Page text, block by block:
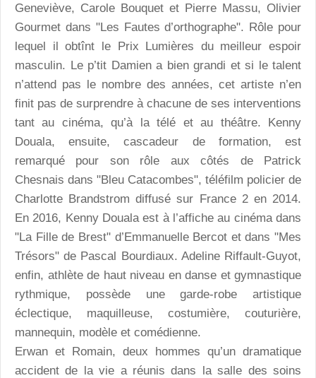
Geneviève, Carole Bouquet et Pierre Massu, Olivier
Gourmet dans "Les Fautes d’orthographe". Rôle pour
lequel il obtînt le Prix Lumières du meilleur espoir
masculin. Le p’tit Damien a bien grandi et si le talent
n’attend pas le nombre des années, cet artiste n’en
finit pas de surprendre à chacune de ses interventions
tant au cinéma, qu’à la télé et au théâtre. Kenny
Douala, ensuite, cascadeur de formation, est
remarqué pour son rôle aux côtés de Patrick
Chesnais dans "Bleu Catacombes", téléfilm policier de
Charlotte Brandstrom diffusé sur France 2 en 2014.
En 2016, Kenny Douala est à l’affiche au cinéma dans
"La Fille de Brest" d’Emmanuelle Bercot et dans "Mes
Trésors" de Pascal Bourdiaux. Adeline Riffault-Guyot,
enfin, athlète de haut niveau en danse et gymnastique
rythmique, possède une garde-robe artistique
éclectique, maquilleuse, costumière, couturière,
mannequin, modèle et comédienne.
Erwan et Romain, deux hommes qu’un dramatique
accident de la vie a réunis dans la salle des soins